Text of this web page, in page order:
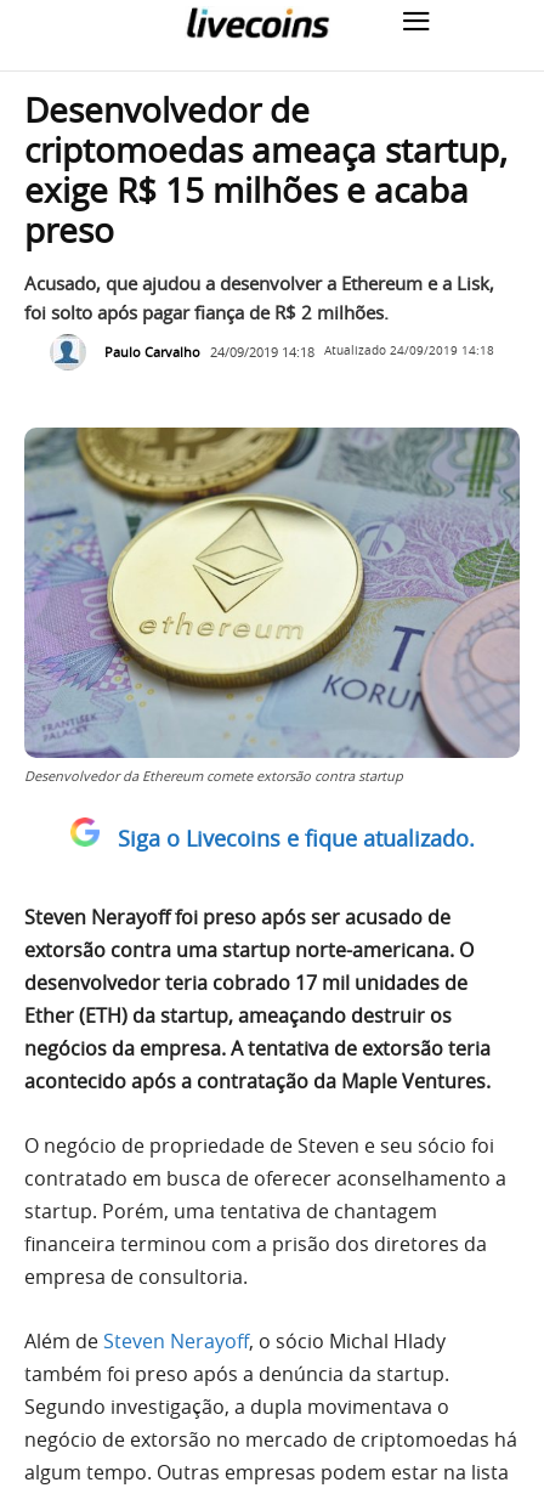
Desenvolvedor de
criptomoedas ameaça startup,
exige R$ 15 milhões e acaba
preso
Acusado, que ajudou a desenvolver a Ethereum e a Lisk,
foi solto após pagar fiança de R$ 2 milhões.
Paulo Carvalho 24/09/2019 14:18 Atualizado 24/09/2019 14:18
Desenvolvedor da Ethereum comete extorsão contra startup
Siga o Livecoins e fique atualizado.
Steven Nerayoff foi preso após ser acusado de
extorsão contra uma startup norte-americana. O
desenvolvedor teria cobrado 17 mil unidades de
Ether (ETH) da startup, ameaçando destruir os
negócios da empresa. A tentativa de extorsão teria
acontecido após a contratação da Maple Ventures.
O negócio de propriedade de Steven e seu sócio foi
contratado em busca de oferecer aconselhamento a
startup. Porém, uma tentativa de chantagem
financeira terminou com a prisão dos diretores da
empresa de consultoria.
Além deSteven Nerayoff, o sócio Michal Hlady
também foi preso após a denúncia da startup.
Segundo investigação, a dupla movimentava o
negócio de extorsão no mercado de criptomoedas há
algum tempo. Outras empresas podem estar na lista